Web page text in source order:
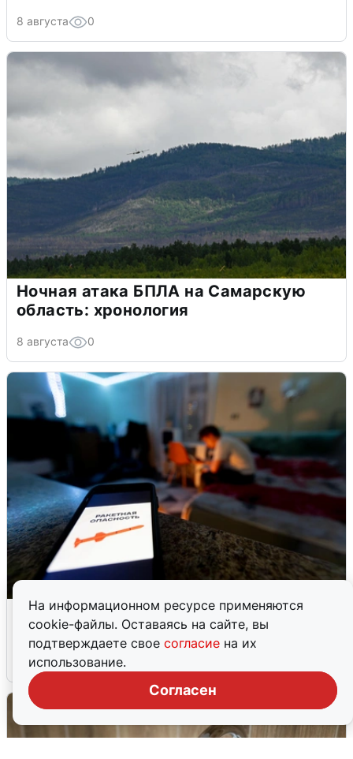
На информационном ресурсе применяются
cookie-файлы. Оставаясь на сайте, вы
подтверждаете свое согласие на их
использование.
Согласен
8 августа 0
Ночная атака БПЛА на Самарскую
область: хронология
8 августа 0
Ночью в Самарской области завыли
сирены
8 августа 0